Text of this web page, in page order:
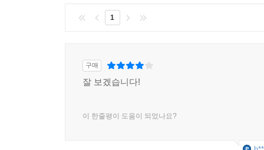
1
구매
잘 보겠습니다!
이 한줄평이 도움이 되었나요?